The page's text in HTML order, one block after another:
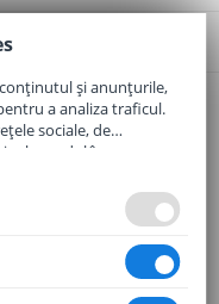
și anunțurile,
a analiza traficul.
sociale, de
la modul în care
cu alte informații